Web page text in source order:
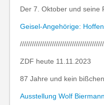
Der 7. Oktober und seine
Geisel-Angehörige:
ZDF heute 11.11.2023
87 Jahre und kein
Ausstellung Wolf Biermann